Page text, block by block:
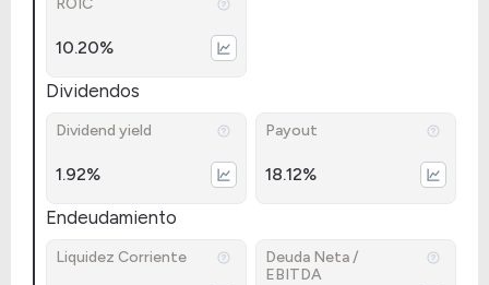
ROIC
10.20%
Dividendos
Dividend yield
1.92%
Payout
18.12%
Endeudamiento
Liquidez Corriente
Deuda Neta /
EBITDA